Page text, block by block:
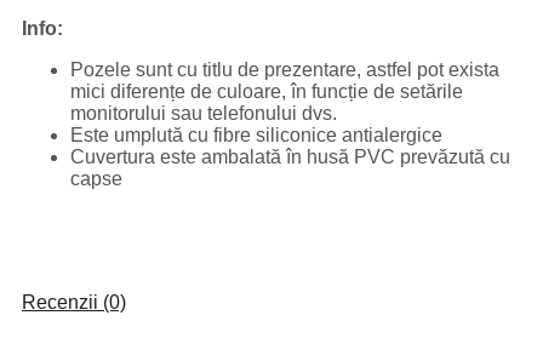
Info:
Pozele sunt cu titlu de prezentare, astfel pot exista
mici diferențe de culoare, în funcție de setările
monitorului sau telefonului dvs.
Este umplută cu fibre siliconice antialergice
Cuvertura este ambalată în husă PVC prevăzută cu
capse
Recenzii (0)